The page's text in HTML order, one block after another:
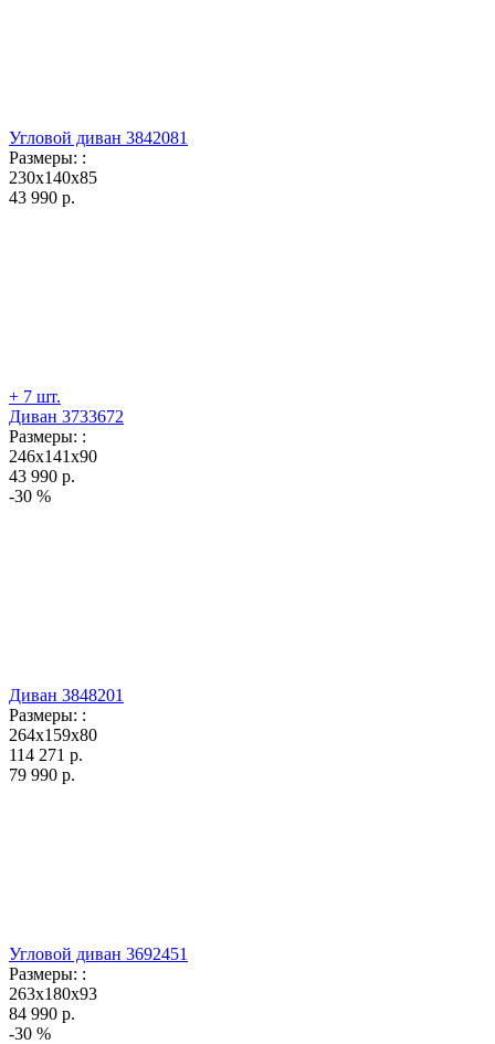
Угловой диван 3842081
Размеры: :
230x140x85
43 990 р.
+ 7 шт.
Диван 3733672
Размеры: :
246x141x90
43 990 р.
-30 %
Диван 3848201
Размеры: :
264x159x80
114 271 р.
79 990 р.
Угловой диван 3692451
Размеры: :
263x180x93
84 990 р.
-30 %